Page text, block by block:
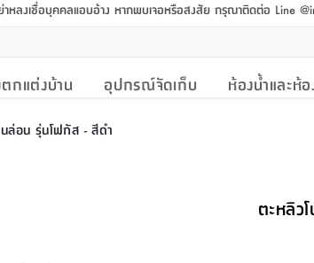
หลงเชื่อบุคคลแอบอ้าง หากพบเจอหรือสงสัย กรุณาติดต่อ Line
กแต่งบ้าน อุปกรณ์จัดเก็บ ห้องน้ำและห้
นล่อน รุ่นโฟกัส - สีดำ
ตะหลิว